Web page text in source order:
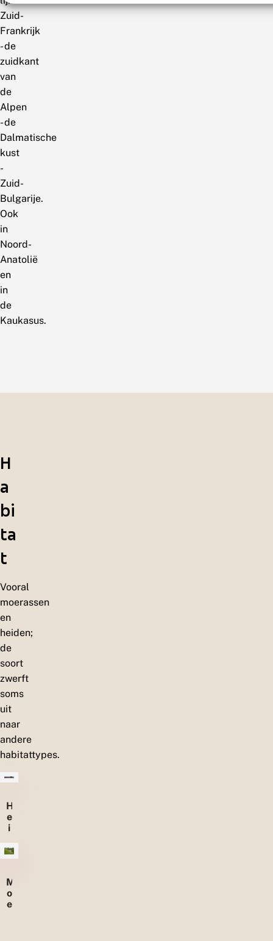
Zuid-
Frankrijk
- de
zuidkant
van
de
Alpen
- de
Dalmatische
kust
-
Zuid-
Bulgarije.
Ook
in
Noord-
Anatolië
en
in
de
Kaukasus.
H
a
bi
ta
t
Vooral
moerassen
en
heiden;
de
soort
zwerft
soms
uit
naar
andere
habitattypes.
H
e
i
e
n
M
o
e